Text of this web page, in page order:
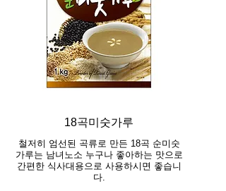
18곡미숫가루
철저히 엄선된 곡류로 만든 18곡 순미숫
가루는 남녀노소 누구나 좋아하는 맛으로
간편한 식사대용으로 사용하시면 좋습니
다.